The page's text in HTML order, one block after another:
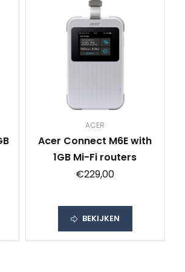
ACER
Acer Connect M6E with
1GB Mi-Fi routers
€229,00
BEKIJKEN